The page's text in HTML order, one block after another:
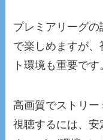
プレミアリーグ
で楽しめますが
ト環境も重要です
高画質でストリ
視聴するには、安